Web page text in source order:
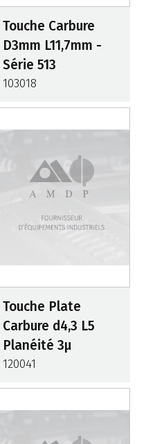
Touche Carbure
D3mm L11,7mm -
Série 513
103018
Touche Plate
Carbure d4,3 L5
Planéité 3µ
120041